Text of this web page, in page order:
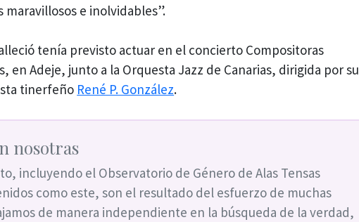
e inolvidables”.
tenía previsto actuar en el concierto Compositoras
en Adeje, junto a la Orquesta Jazz de Canarias, dirigida por su
tinerfeño René P. González.
nosotras
incluyendo el Observatorio de Género de Alas Tensas
como este, son el resultado del esfuerzo de muchas
de manera independiente en la búsqueda de la verdad,